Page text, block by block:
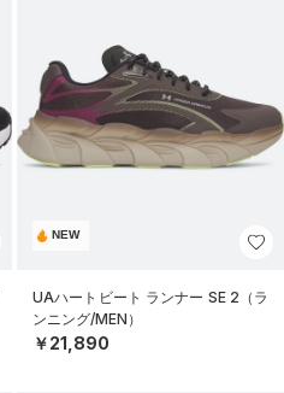
NEW
UAハートビート ランナー SE 2（ラ
ンニング/MEN）
￥21,890